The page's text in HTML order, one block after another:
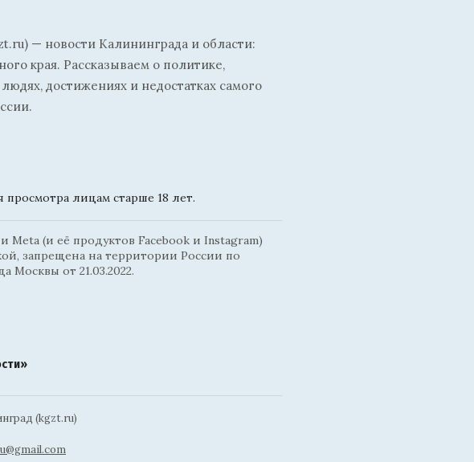
— новости Калининграда и области:
края. Рассказываем о политике,
достижениях и недостатках самого
лицам старше 18 лет.
Meta (и её продуктов Facebook и Instagram)
запрещена на территории России по
Москвы от 21.03.2022.
(kgzt.ru)